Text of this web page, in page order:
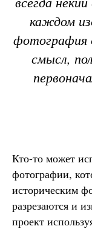
каждом
фотография
смысл,
Кто-то может
фотографии,
историческим
разрезаются и
проект